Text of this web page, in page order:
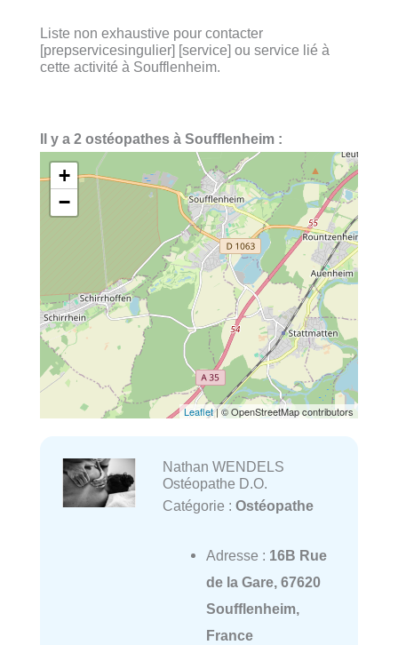
Liste non exhaustive pour contacter
[prepservicesingulier] [service] ou service lié à
cette activité à Soufflenheim.
Il y a 2 ostéopathes à Soufflenheim :
+
−
Leaflet| © OpenStreetMap contributors
Nathan WENDELS
Ostéopathe D.O.
Catégorie : Ostéopathe
Adresse : 16B Rue
de la Gare, 67620
Soufflenheim,
France